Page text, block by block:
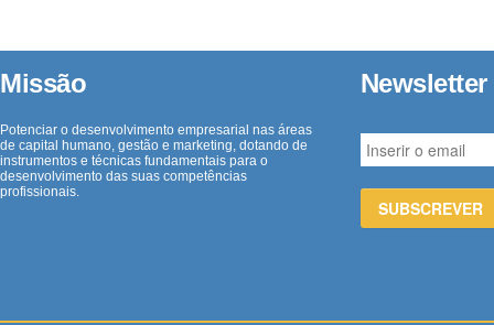
Missão
Potenciar o desenvolvimento empresarial nas áreas
de capital humano, gestão e marketing, dotando de
instrumentos e técnicas fundamentais para o
desenvolvimento das suas competências
profissionais.
Newsletter